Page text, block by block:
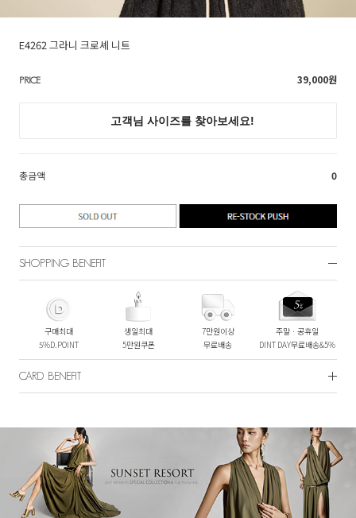
E4262 그라니 크로셰 니트
PRICE 39,000원
총금액 0
SHOPPING BENEFIT
구매최대
5%D.POINT
생일최대
5만원쿠폰
7만원이상
무료배송
주말ㆍ공휴일
DINT DAY무료배송&5%
CARD BENEFIT